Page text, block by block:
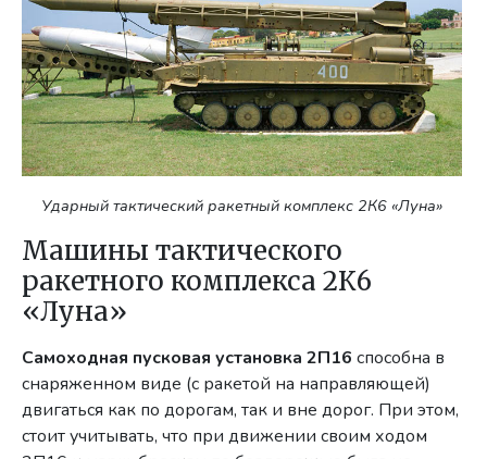
Ударный тактический ракетный комплекс 2К6 «Луна»
Машины тактического
ракетного комплекса 2К6
«Луна»
Самоходная пусковая установка 2П16 способна в
снаряженном виде (с ракетой на направляющей)
двигаться как по дорогам, так и вне дорог. При этом,
стоит учитывать, что при движении своим ходом